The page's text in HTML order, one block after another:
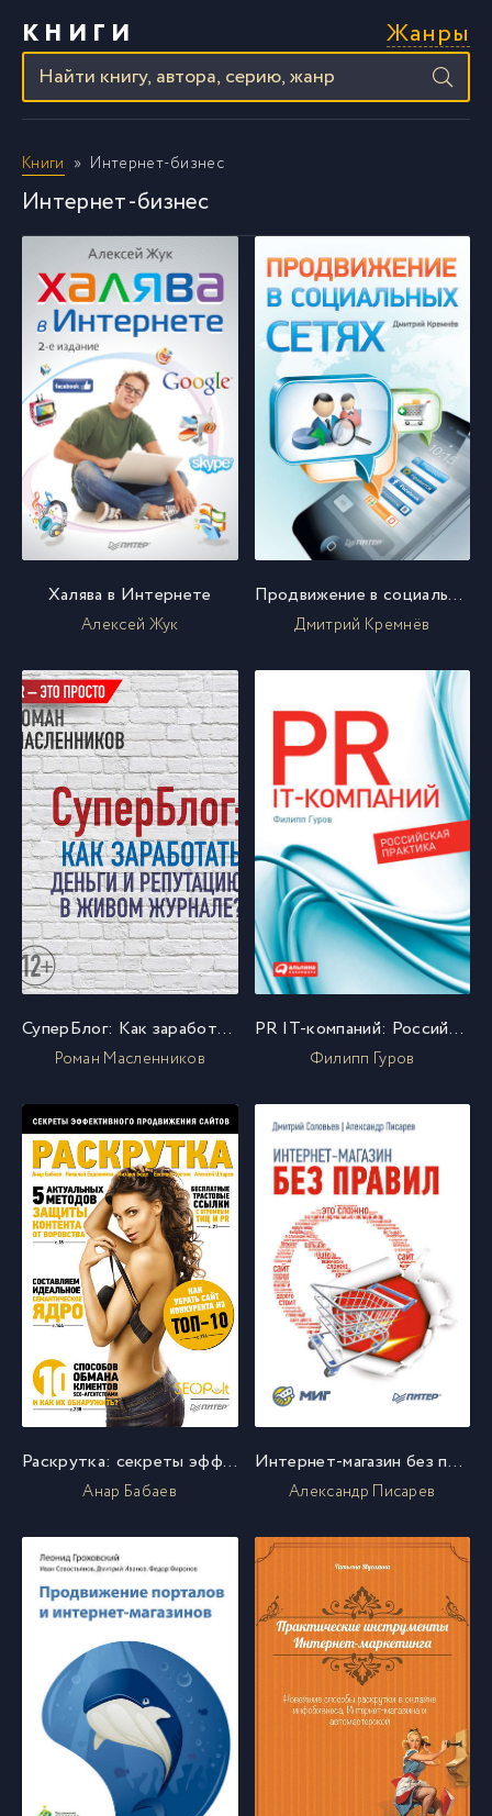
КНИГИ Жанры
Книги Интернет-бизнес
Интернет-бизнес
Халява в Интернете
Алексей Жук
Продвижение в социальных сетях
Дмитрий Кремнёв
СуперБлог: Как заработать деньги и репутацию в Живом Журнале?
Роман Масленников
PR IT-компаний: Российская практика
Филипп Гуров
Раскрутка: секреты эффективного продвижения сайтов
Анар Бабаев
Интернет-магазин без правил
Александр Писарев